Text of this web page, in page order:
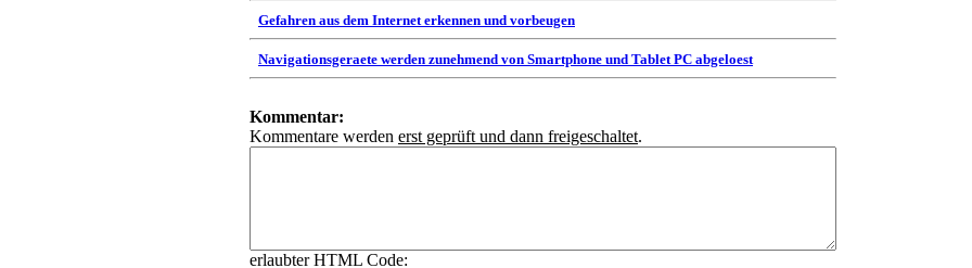
Gefahren aus dem Internet erkennen und vorbeugen
Navigationsgeraete werden zunehmend von Smartphone und Tablet PC abgeloest
Kommentar:
Kommentare werden erst geprüft und dann freigeschaltet.
erlaubter HTML Code: